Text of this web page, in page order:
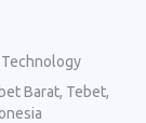
Barat, Tebet,